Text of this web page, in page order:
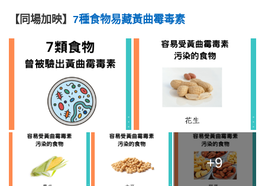
【同場加映】 7種食物易藏黃曲霉毒素
+9